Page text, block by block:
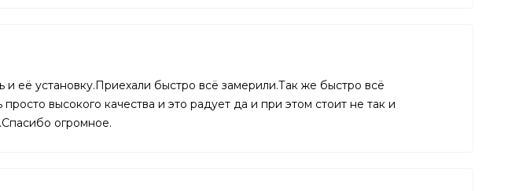
и её установку.Приехали быстро всё замерили.Так же быстро всё
высокого качества и это радует да и при этом стоит не так и
огромное.